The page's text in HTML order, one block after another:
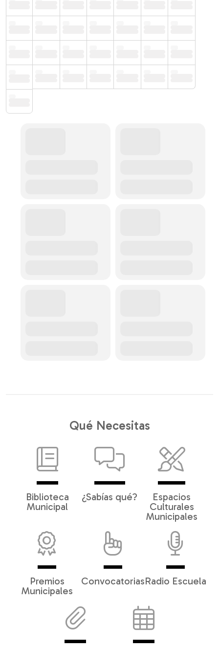
Qué Necesitas
Biblioteca
Municipal
¿Sabías qué?
Espacios
Culturales
Municipales
Premios
Municipales
ConvocatoriasRadio Escuela